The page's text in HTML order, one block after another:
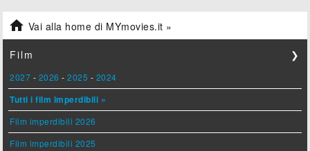
 Vai alla home di MYmovies.it »
Film ❯
2027 - 2026 -2025 - 2024
Tutti i film imperdibili »
Film imperdibili 2026
Film imperdibili 2025